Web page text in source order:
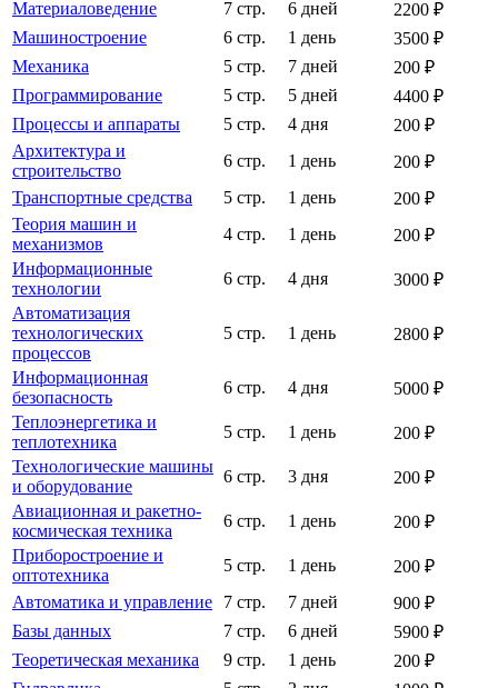
Материаловедение 7 стр. 6 дней
2200 ₽
Машиностроение
6 стр. 1 день
3500 ₽
Механика
5 стр. 7 дней
200 ₽
Программирование
5 стр. 5 дней
4400 ₽
Процессы и аппараты
5 стр. 4 дня
200 ₽
Архитектура и
строительство
6 стр. 1 день
200 ₽
Транспортные средства
5 стр. 1 день
200 ₽
Теория машин и
механизмов
4 стр. 1 день
200 ₽
Информационные
технологии
6 стр. 4 дня
3000 ₽
Автоматизация
технологических
процессов
5 стр. 1 день 2800 ₽
Информационная
безопасность
6 стр. 4 дня
5000 ₽
Теплоэнергетика и
теплотехника
5 стр. 1 день
200 ₽
Технологические машины
и оборудование
6 стр. 3 дня
200 ₽
Авиационная и ракетно-
космическая техника
6 стр. 1 день
200 ₽
Приборостроение и
оптотехника
5 стр. 1 день
200 ₽
Автоматика и управление
7 стр. 7 дней
900 ₽
Базы данных
7 стр. 6 дней
5900 ₽
Теоретическая механика
9 стр. 1 день
200 ₽